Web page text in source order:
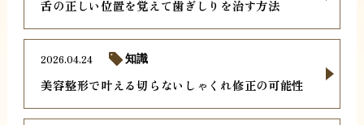
舌の正しい位置を覚えて歯ぎしりを治す方法
美容整形で叶える切らないしゃくれ修正の可能性
2026.04.24 知識